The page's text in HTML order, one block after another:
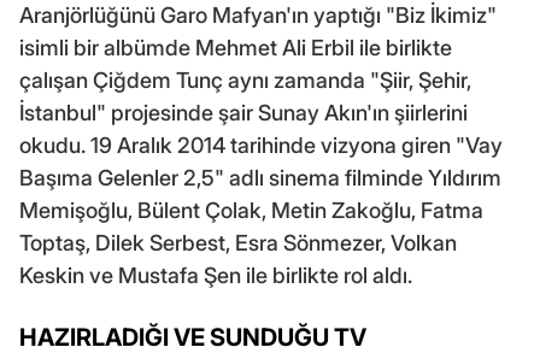
Aranjörlüğünü Garo Mafyan'ın yaptığı "Biz İkimiz"
isimli bir albümde Mehmet Ali Erbil ile birlikte
çalışan Çiğdem Tunç aynı zamanda "Şiir, Şehir,
İstanbul" projesinde şair Sunay Akın'ın şiirlerini
okudu. 19 Aralık 2014 tarihinde vizyona giren "Vay
Başıma Gelenler 2,5" adlı sinema filminde Yıldırım
Memişoğlu, Bülent Çolak, Metin Zakoğlu, Fatma
Toptaş, Dilek Serbest, Esra Sönmezer, Volkan
Keskin ve Mustafa Şen ile birlikte rol aldı.
HAZIRLADIĞI VE SUNDUĞU TV